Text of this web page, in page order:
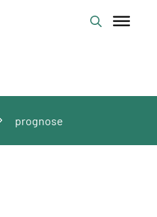
prognose